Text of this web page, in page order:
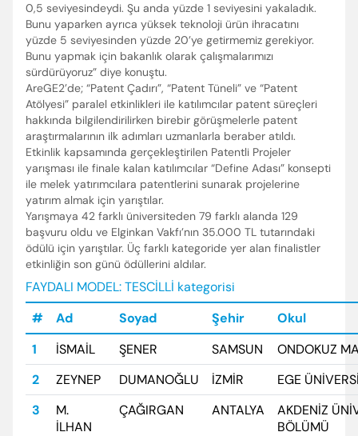
Enter’a basıp arayabilir veya ESC ile kapatabilirsiniz
0,5 seviyesindeydi. Şu anda yüzde 1 seviyesini yakaladık.
Bunu yaparken ayrıca yüksek teknoloji ürün ihracatını
yüzde 5 seviyesinden yüzde 20’ye getirmemiz gerekiyor.
Bunu yapmak için bakanlık olarak çalışmalarımızı
sürdürüyoruz” diye konuştu.
AreGE2’de; “Patent Çadırı”, “Patent Tüneli” ve “Patent
Atölyesi” paralel etkinlikleri ile katılımcılar patent süreçleri
hakkında bilgilendirilirken birebir görüşmelerle patent
araştırmalarının ilk adımları uzmanlarla beraber atıldı.
Etkinlik kapsamında gerçekleştirilen Patentli Projeler
yarışması ile finale kalan katılımcılar “Define Adası” konsepti
ile melek yatırımcılara patentlerini sunarak projelerine
yatırım almak için yarıştılar.
Yarışmaya 42 farklı üniversiteden 79 farklı alanda 129
başvuru oldu ve Elginkan Vakfı’nın 35.000 TL tutarındaki
ödülü için yarıştılar. Üç farklı kategoride yer alan finalistler
etkinliğin son günü ödüllerini aldılar.
FAYDALI MODEL: TESCİLLİ kategorisi
#
Ad Soyad Şehir
Okul
1
İSMAİL ŞENER SAMSUN
ONDOKUZ
2
ZEYNEP DUMANOĞLU İZMİR
EGE
3
M.
İLHAN
ÇAĞIRGAN ANTALYA
AKDENİZ
BÖLÜMÜ